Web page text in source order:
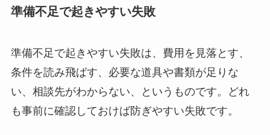
準備不足で起きやすい失敗
準備不足で起きやすい失敗は、費用を見落とす、
条件を読み飛ばす、必要な道具や書類が足りな
い、相談先がわからない、というものです。どれ
も事前に確認しておけば防ぎやすい失敗です。